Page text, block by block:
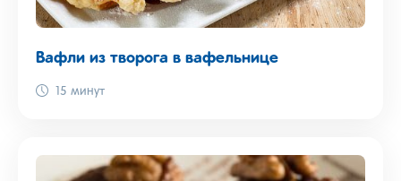
Вафли из творога в вафельнице
15 минут